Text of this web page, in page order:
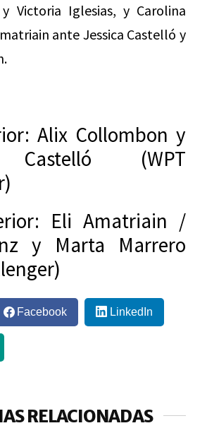
Victoria Iglesias, y Carolina
ante Jessica Castelló y
Alix Collombon y
Castelló (WPT
Eli Amatriain /
y Marta Marrero
Facebook LinkedIn
RELACIONADAS